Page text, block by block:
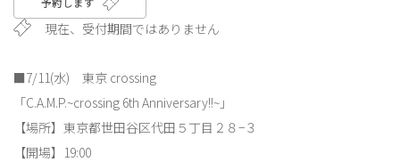
現在、受付期間ではありません
■7/11(水) 東京 crossing
「C.A.M.P.~crossing 6th Anniversary!!~」
【場所】東京都世田谷区代田５丁目２８−３
【開場】19:00